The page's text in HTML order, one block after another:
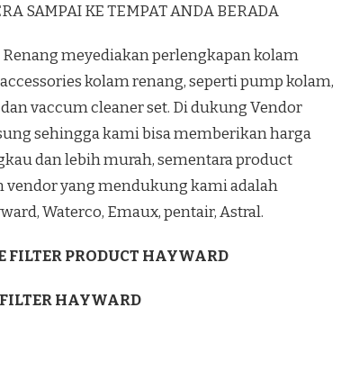
SAMPAI KE TEMPAT ANDA BERADA
Renang meyediakan perlengkapan kolam
kolam renang, seperti pump kolam,
vaccum cleaner set. Di dukung Vendor
sehingga kami bisa memberikan harga
dan lebih murah, sementara product
vendor yang mendukung kami adalah
Waterco, Emaux, pentair, Astral.
FILTER PRODUCT HAYWARD
HAYWARD